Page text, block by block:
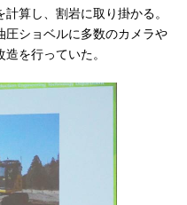
算し、割岩に取り掛かる。
圧ショベルに多数のカメラや
を行っていた。